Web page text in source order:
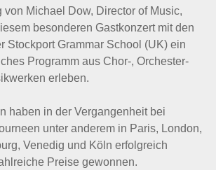
von Michael Dow, Director of Music,
besonderen Gastkonzert mit den
Stockport Grammar School (UK) ein
Programm aus Chor-, Orchester-
erleben.
haben in der Vergangenheit bei
unter anderem in Paris, London,
Venedig und Köln erfolgreich
Preise gewonnen.